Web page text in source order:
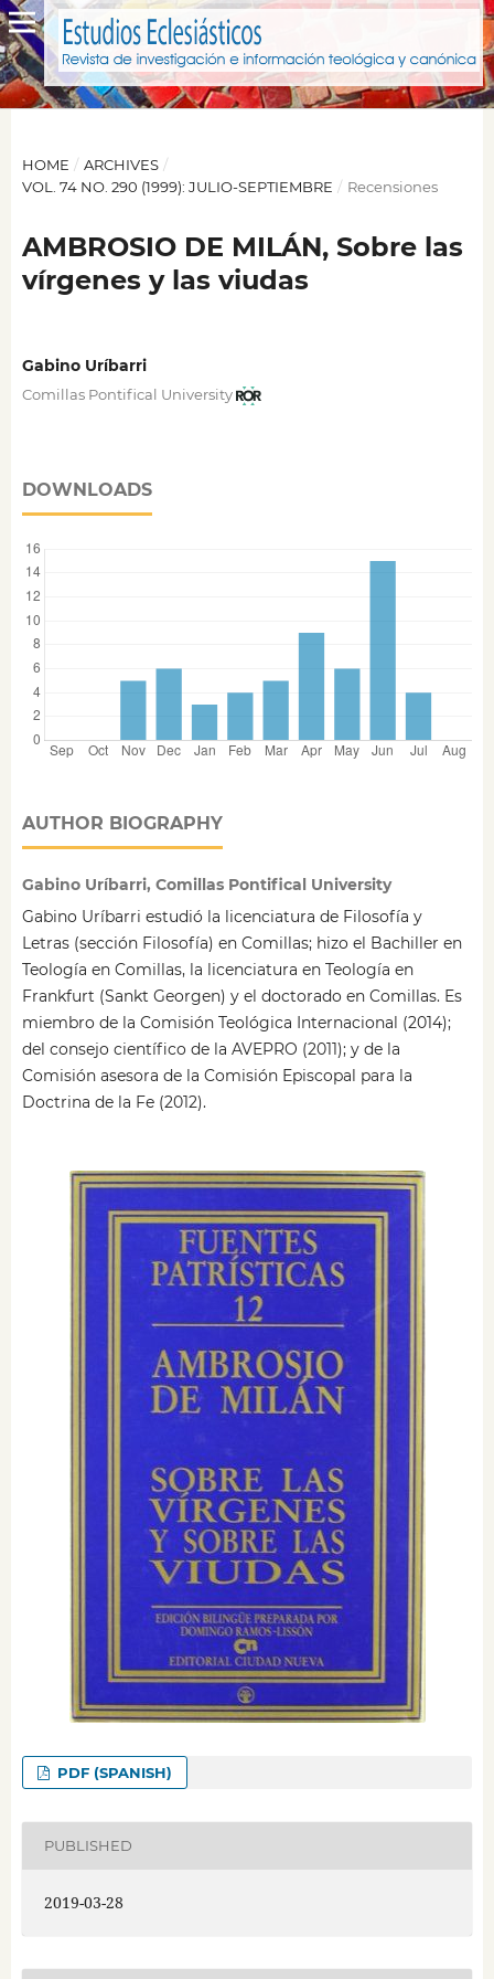
HOME / ARCHIVES /
VOL. 74 NO. 290 (1999): JULIO-SEPTIEMBRE / Recensiones
AMBROSIO DE MILÁN, Sobre las
vírgenes y las viudas
Gabino Uríbarri
Comillas Pontifical University
DOWNLOADS
AUTHOR BIOGRAPHY
Gabino Uríbarri, Comillas Pontifical University
Gabino Uríbarri estudió la licenciatura de Filosofía y
Letras (sección Filosofía) en Comillas; hizo el Bachiller en
Teología en Comillas, la licenciatura en Teología en
Frankfurt (Sankt Georgen) y el doctorado en Comillas. Es
miembro de la Comisión Teológica Internacional (2014);
del consejo científico de la AVEPRO (2011); y de la
Comisión asesora de la Comisión Episcopal para la
Doctrina de la Fe (2012).
PDF (SPANISH)
PUBLISHED
2019-03-28